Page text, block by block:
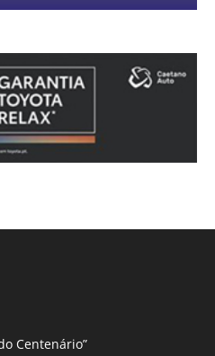
Centenário”